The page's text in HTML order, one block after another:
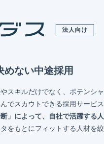
法人向け
めない中途採用
スキルだけでなく、ポテンシ
でスカウトできる採用サービス
」によって、自社で活躍する
をもとにフィットする人材を